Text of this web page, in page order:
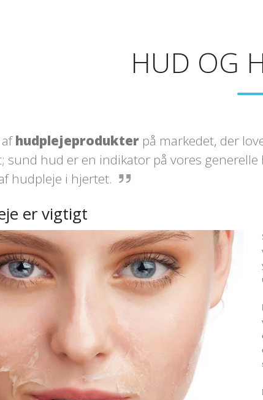
HUD OG
hudplejeprodukterpå markedet, der
sund hud er en indikator på vores
hudpleje i hjertet.
er vigtigt